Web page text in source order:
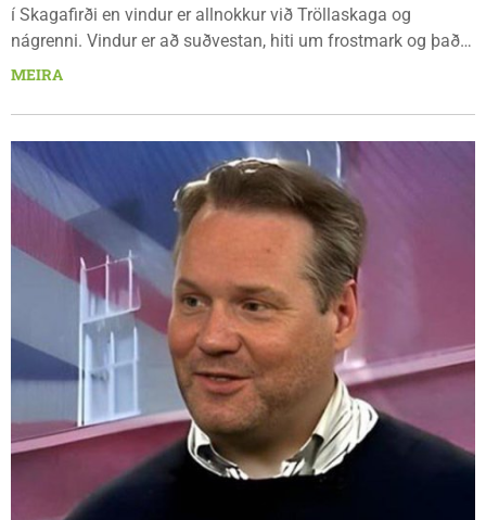
í Skagafirði en vindur er allnokkur við Tröllaskaga og
nágrenni. Vindur er að suðvestan, hiti um frostmark og það
éljar. En eins og allir vita þá styttir öll él upp um síðir og spá
éljabakkar hverfa á braut.
MEIRA